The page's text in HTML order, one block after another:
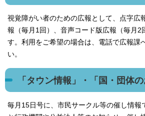
視覚障がい者のための広報として、点字広
報（毎月1回）、音声コード版広報（毎月2
す。利用をご希望の場合は、電話で広報課
い。
「タウン情報」・「国・団体の
毎月15日号に、市民サークル等の催し情報